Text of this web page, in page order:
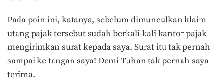
Pada poin ini, katanya, sebelum dimunculkan klaim
utang pajak tersebut sudah berkali-kali kantor pajak
mengirimkan surat kepada saya. Surat itu tak pernah
sampai ke tangan saya! Demi Tuhan tak pernah saya
terima.